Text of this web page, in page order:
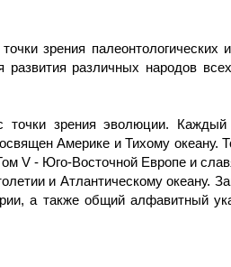
зрения палеонтологических
различных народов
точки зрения эволюции.
Америке и Тихому океану.
V - Юго-Восточной Европе и
и Атлантическому океану.
а также общий алфавитный